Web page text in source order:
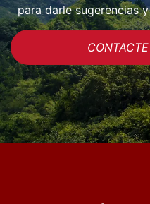
para darle sugerencias